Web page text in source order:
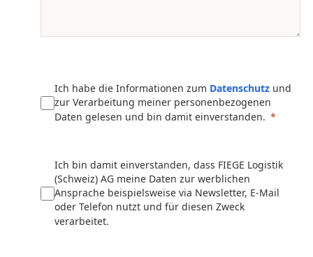
Ich habe die Informationen zum Datenschutz und
zur Verarbeitung meiner personenbezogenen
Daten gelesen und bin damit einverstanden.
Ich bin damit einverstanden, dass FIEGE Logistik
(Schweiz) AG meine Daten zur werblichen
Ansprache beispielsweise via Newsletter, E-Mail
oder Telefon nutzt und für diesen Zweck
verarbeitet.